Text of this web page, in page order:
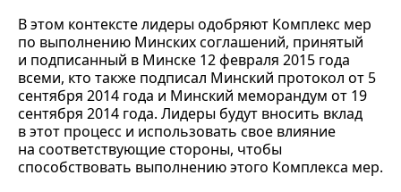
В этом контексте лидеры одобряют Комплекс мер
по выполнению Минских соглашений, принятый
и подписанный в Минске 12 февраля 2015 года
всеми, кто также подписал Минский протокол от 5
сентября 2014 года и Минский меморандум от 19
сентября 2014 года. Лидеры будут вносить вклад
в этот процесс и использовать свое влияние
на соответствующие стороны, чтобы
способствовать выполнению этого Комплекса мер.